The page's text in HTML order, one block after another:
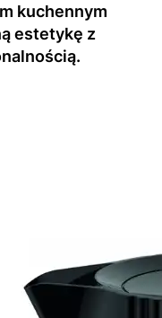
kuchennym
estetykę z